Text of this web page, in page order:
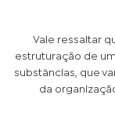
Vale ressaltar
estruturação de
substâncias, que
da